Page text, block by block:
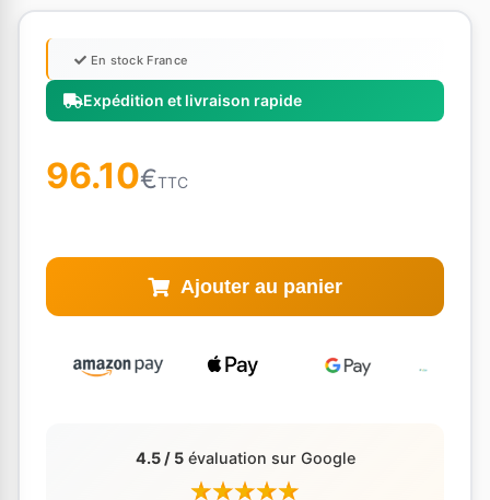
Expédition et livraison rapide
En stock France
96.10€TTC
Ajouter au panier
4.5 / 5évaluation sur Google